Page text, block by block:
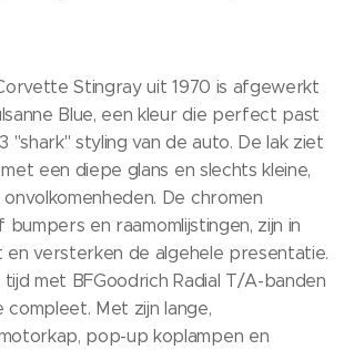
Stingray uit 1970 is afgewerkt
Blue, een kleur die perfect past
"shark" styling van de auto. De lak ziet
een diepe glans en slechts kleine,
De chromen
bumpers en raamomlijstingen, zijn in
versterken de algehele presentatie.
tijd met BFGoodrich Radial T/A-banden
compleet. Met zijn lange,
pop-up koplampen en